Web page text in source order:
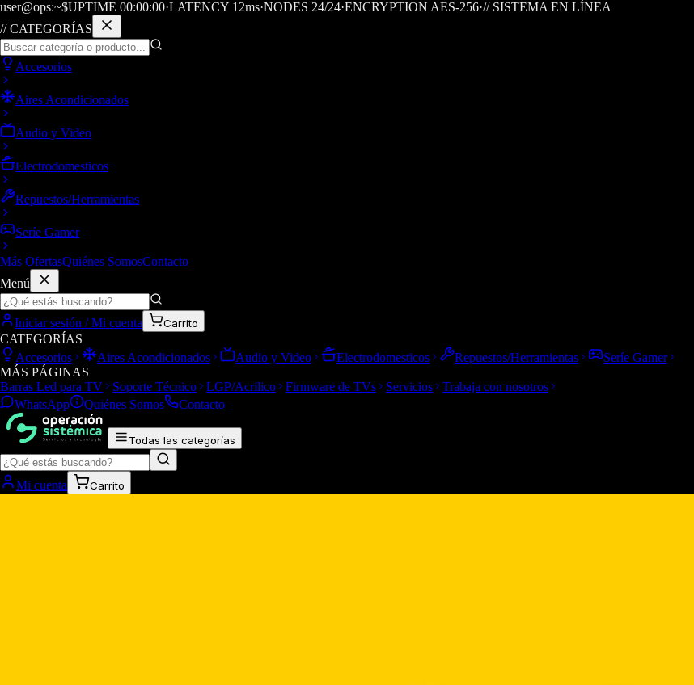
user@ops:~$UPTIME 00:00:00·LATENCY 12ms·NODES 24/24·ENCRYPTION AES-256·// SISTEMA EN LÍNEA
// CATEGORÍAS
Accesorios
Aires Acondicionados
Audio y Video
Electrodomesticos
Repuestos/Herramientas
Seríe Gamer
Más OfertasQuiénes SomosContacto
Menú
Iniciar sesión / Mi cuenta Carrito
CATEGORÍAS
Accesorios
Aires Acondicionados Audio y Video Electrodomesticos Repuestos/Herramientas
Seríe Gamer
MÁS PÁGINAS
Barras Led para TV
Soporte Técnico LGP/Acrilico Firmware de TVs Servicios
Trabaja con nosotros
WhatsApp
Quiénes Somos Contacto
Todas las categorías
Mi cuenta Carrito